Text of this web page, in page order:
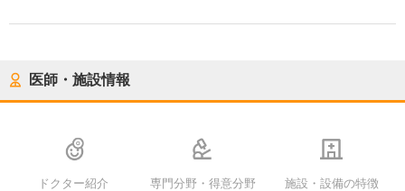
医師・施設情報
ドクター紹介 専門分野・得意分野 施設・設備の特徴